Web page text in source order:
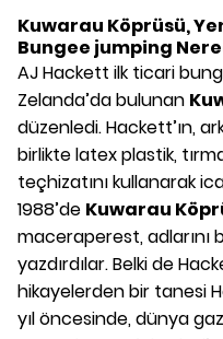
Kuwarau Köprüsü,
Bungee jumping
AJ Hackett ilk ticari
Zelanda’da bulunan
düzenledi. Hackett’ın,
birlikte latex plastik,
teçhizatını kullanarak
1988’de Kuwarau
maceraperest,
yazdırdılar. Belki de
hikayelerden bir tanesi
yıl öncesinde, dünya